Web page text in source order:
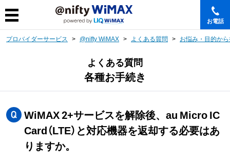
お電話
プロバイダーサービス @nifty WiMAX よくある質問 お悩み・目的か
よくある質問
各種お手続き
WiMAX 2+サービスを解除後、au Micro IC
Card（LTE）と対応機器を返却する必要はあ
りますか。